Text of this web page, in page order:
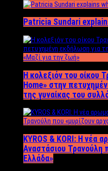
Patricia Sundari
Η κολεξιόν του οίκου
Home» στην
της γυναίκας του
KYROS & KORI: Η νέα
Αναστάσιου Τρανούλη
Ελλάδα»